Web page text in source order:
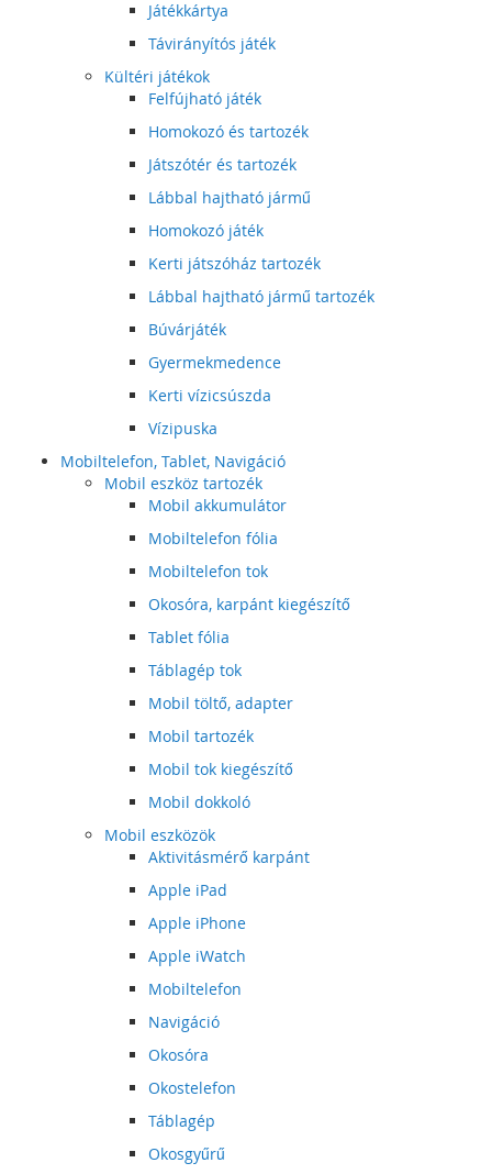
Játékkártya
Távirányítós játék
Kültéri játékok
Felfújható játék
Homokozó és tartozék
Játszótér és tartozék
Lábbal hajtható jármű
Homokozó játék
Kerti játszóház tartozék
Lábbal hajtható jármű tartozék
Búvárjáték
Gyermekmedence
Kerti vízicsúszda
Vízipuska
Mobiltelefon, Tablet, Navigáció
Mobil eszköz tartozék
Mobil akkumulátor
Mobiltelefon fólia
Mobiltelefon tok
Okosóra, karpánt kiegészítő
Tablet fólia
Táblagép tok
Mobil töltő, adapter
Mobil tartozék
Mobil tok kiegészítő
Mobil dokkoló
Mobil eszközök
Aktivitásmérő karpánt
Apple iPad
Apple iPhone
Apple iWatch
Mobiltelefon
Navigáció
Okosóra
Okostelefon
Táblagép
Okosgyűrű